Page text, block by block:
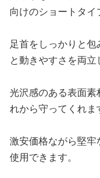
向けのショートタイ
足首をしっかりと
と動きやすさを両立
光沢感のある表面
れから守ってくれま
激安価格ながら堅
使用できます。